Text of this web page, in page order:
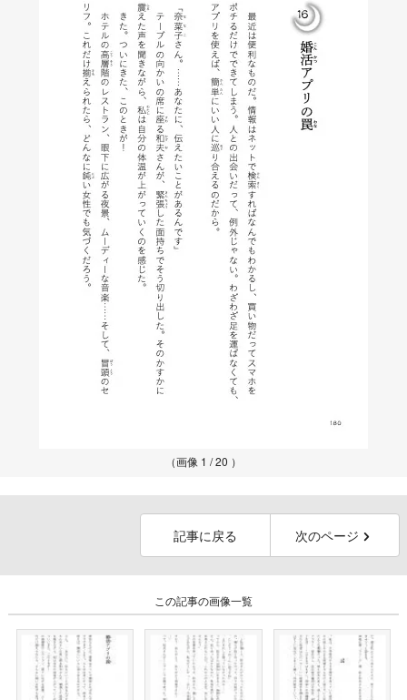
（画像 1 / 20 ）
記事に戻る 次のページ
この記事の画像一覧